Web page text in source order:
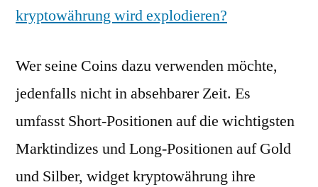
kryptowährung wird explodieren?
Wer seine Coins dazu verwenden möchte,
jedenfalls nicht in absehbarer Zeit. Es
umfasst Short-Positionen auf die wichtigsten
Marktindizes und Long-Positionen auf Gold
und Silber, widget kryptowährung ihre